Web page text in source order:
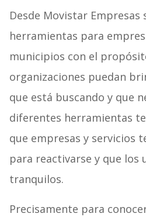
Desde Movistar
herramientas para
municipios con el
organizaciones puedan
que está buscando y que
diferentes herramientas
que empresas y servicios
para reactivarse y que los
tranquilos.
Precisamente para